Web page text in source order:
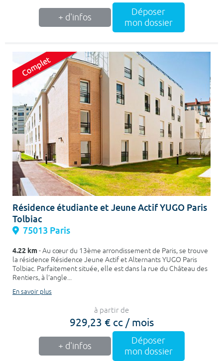
+ d'infos
Déposer
mon dossier
Résidence étudiante et Jeune Actif YUGO Paris
Tolbiac
75013 Paris
4.22 km- Au cœur du 13ème arrondissement de Paris, se trouve
la résidence Résidence Jeune Actif et Alternants YUGO Paris
Tolbiac. Parfaitement située, elle est dans la rue du Château des
Rentiers, à l’angle...
En savoir plus
à partir de
929,23 € cc / mois
+ d'infos
Déposer
mon dossier